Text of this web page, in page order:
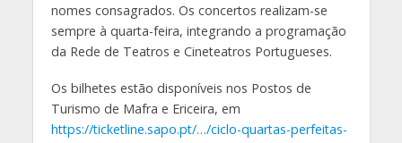
nomes consagrados. Os concertos realizam-se
sempre à quarta-feira, integrando a programação
da Rede de Teatros e Cineteatros Portugueses.
Os bilhetes estão disponíveis nos Postos de
Turismo de Mafra e Ericeira, em
https://ticketline.sapo.pt/…/ciclo-quartas-perfeitas-